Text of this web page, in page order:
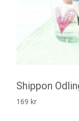
Shippon
169 kr